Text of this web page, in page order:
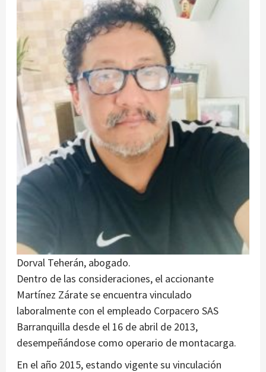
Dorval Teherán, abogado.
Dentro de las consideraciones, el accionante
Martínez Zárate se encuentra vinculado
laboralmente con el empleado Corpacero SAS
Barranquilla desde el 16 de abril de 2013,
desempeñándose como operario de montacarga.
En el año 2015, estando vigente su vinculación